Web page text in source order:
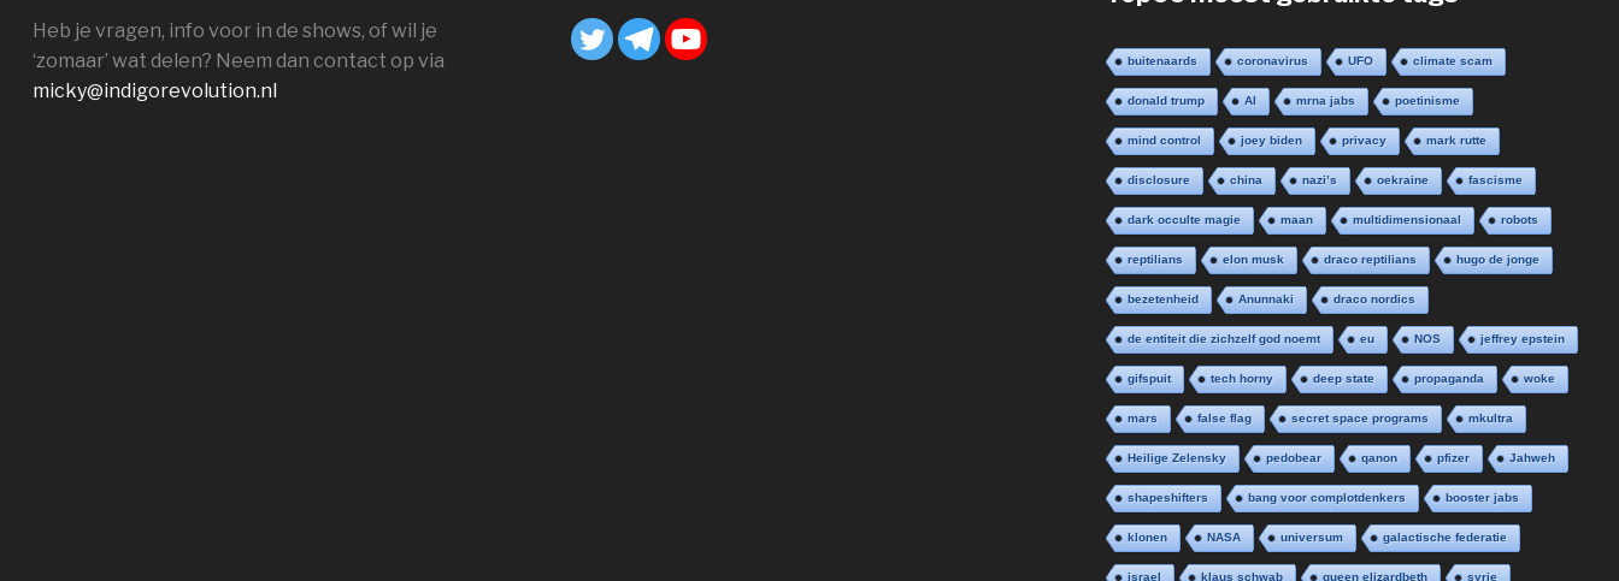
Heb je vragen, info voor in de shows, of wil je
‘zomaar’ wat delen? Neem dan contact op via
micky@indigorevolution.nl
buitenaards coronavirus UFO climate scam
donald trump AI mrna jabs poetinisme
mind control joey biden privacy mark rutte
disclosure china nazi’s oekraine fascisme
dark occulte magie maan multidimensionaal robots
reptilians elon musk draco reptilians hugo de jonge
bezetenheid Anunnaki draco nordics
de entiteit die zichzelf god noemt eu NOS jeffrey epstein
gifspuit tech horny deep state propaganda woke
mars false flag secret space programs mkultra
Heilige Zelensky pedobear qanon pfizer Jahweh
shapeshifters bang voor complotdenkers booster jabs
klonen NASA universum galactische federatie
israel klaus schwab queen elizardbeth syrie